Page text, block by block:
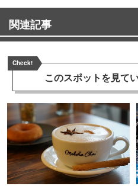
関連記事
Check!
このスポットを見て